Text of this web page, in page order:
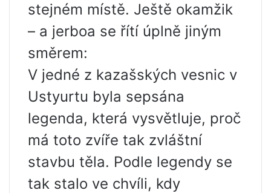
stejném místě. Ještě okamžik
– a jerboa se řítí úplně jiným
směrem:
V jedné z kazašských vesnic v
Ustyurtu byla sepsána
legenda, která vysvětluje, proč
má toto zvíře tak zvláštní
stavbu těla. Podle legendy se
tak stalo ve chvíli, kdy